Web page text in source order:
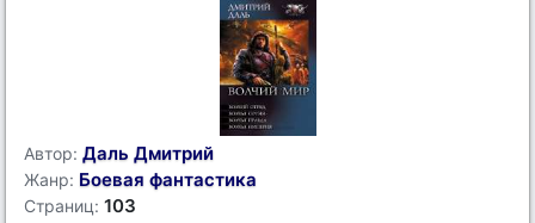
Автор: Даль Дмитрий
Жанр: Боевая фантастика
Страниц: 103